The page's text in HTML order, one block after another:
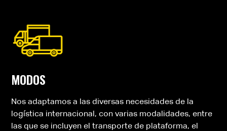
MODOS
Nos adaptamos a las diversas necesidades de la
logística internacional, con varias modalidades, entre
las que se incluyen el transporte de plataforma, el